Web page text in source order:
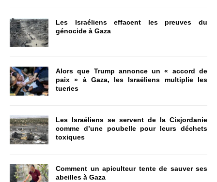
Les Israéliens effacent les preuves du
génocide à Gaza
Alors que Trump annonce un « accord de
paix » à Gaza, les Israéliens multiplie les
tueries
Les Israéliens se servent de la Cisjordanie
comme d’une poubelle pour leurs déchets
toxiques
Comment un apiculteur tente de sauver ses
abeilles à Gaza